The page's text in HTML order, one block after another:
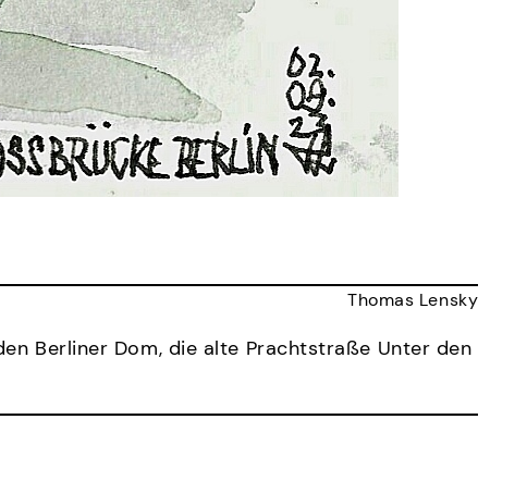
Thomas Lensky
Berliner Dom, die alte Prachtstraße Unter den